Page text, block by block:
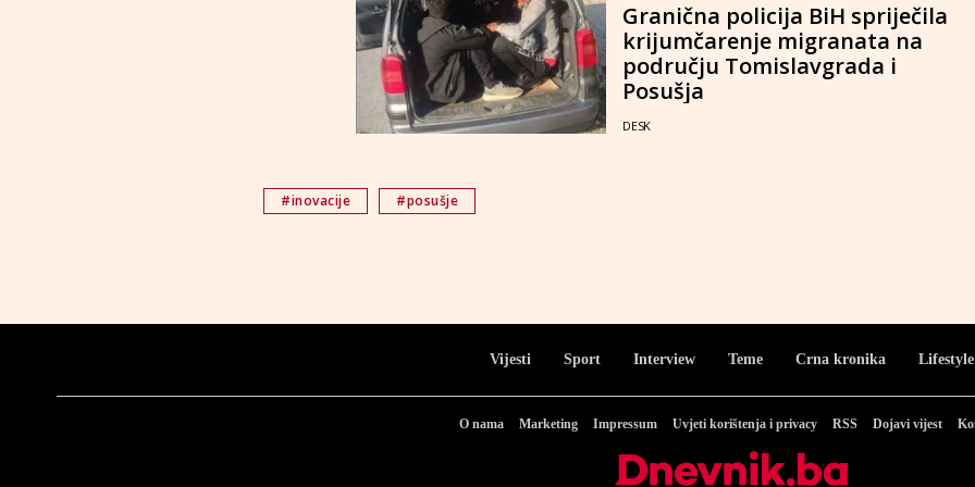
Granična policija BiH spriječila
krijumčarenje migranata na
području Tomislavgrada i
Posušja
DESK
#inovacije #posušje
Vijesti Sport Interview Teme Crna kronika Lifestyle
O nama Marketing Impressum Uvjeti korištenja i privacy RSS Dojavi vijest